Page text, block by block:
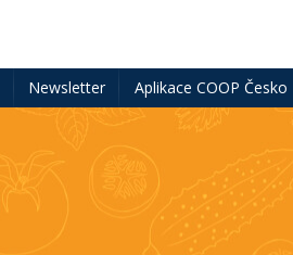
Newsletter Aplikace COOP Česko